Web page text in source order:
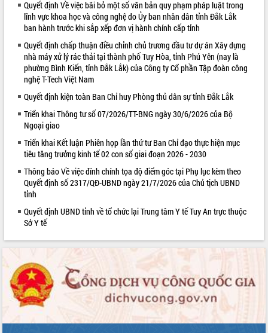
ALBUM ẢNH
LIÊN KẾT WEB
Quyết định Về việc bãi bỏ một số văn bản quy phạm pháp luật trong
lĩnh vực khoa học và công nghệ do Ủy ban nhân dân tỉnh Đắk Lắk
ban hành trước khi sắp xếp đơn vị hành chính cấp tỉnh
Quyết định chấp thuận điều chỉnh chủ trương đầu tư dự án Xây dựng
nhà máy xử lý rác thải tại thành phố Tuy Hòa, tỉnh Phú Yên (nay là
phường Bình Kiến, tỉnh Đắk Lắk) của Công ty Cổ phần Tập đoàn công
nghệ T-Tech Việt Nam
Quyết định kiện toàn Ban Chỉ huy Phòng thủ dân sự tỉnh Đắk Lắk
Triển khai Thông tư số 07/2026/TT-BNG ngày 30/6/2026 của Bộ
Ngoại giao
Triển khai Kết luận Phiên họp lần thứ tư Ban Chỉ đạo thực hiện mục
tiêu tăng trưởng kinh tế 02 con số giai đoạn 2026 - 2030
Thông báo Về việc đính chính tọa độ điểm góc tại Phụ lục kèm theo
Quyết định số 2317/QĐ-UBND ngày 21/7/2026 của Chủ tịch UBND
tỉnh
Quyết định UBND tỉnh về tổ chức lại Trung tâm Y tế Tuy An trực thuộc
Sở Y tế